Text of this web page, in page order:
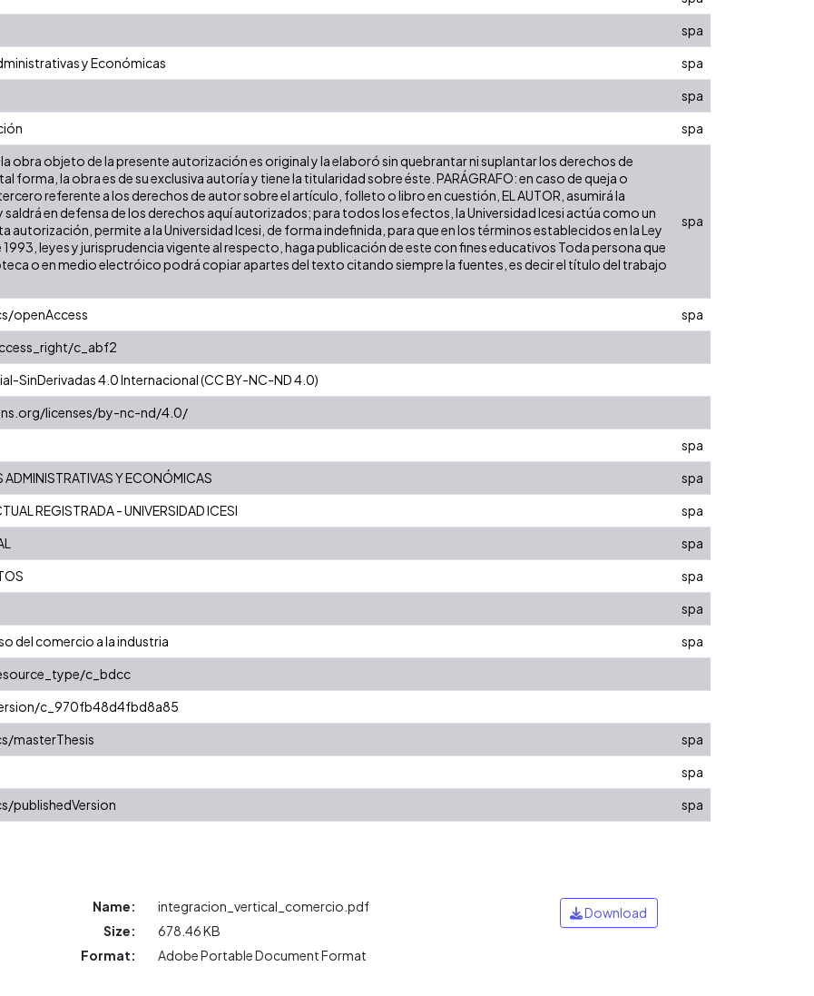
spa
y Económicas
spa
spa
spa
la obra objeto de la presente autorización es original y la elaboró sin quebrantar ni suplantar los derechos de
forma, la obra es de su exclusiva autoría y tiene la titularidad sobre éste. PARÁGRAFO: en caso de queja o
referente a los derechos de autor sobre el artículo, folleto o libro en cuestión, EL AUTOR, asumirá la
en defensa de los derechos aquí autorizados; para todos los efectos, la Universidad Icesi actúa como un
autorización, permite a la Universidad Icesi, de forma indefinida, para que en los términos establecidos en la Ley
1993, leyes y jurisprudencia vigente al respecto, haga publicación de este con fines educativos Toda persona que
o en medio electróico podrá copiar apartes del texto citando siempre la fuentes, es decir el título del trabajo
spa
openAccess
spa
c_abf2
SinDerivadas 4.0 Internacional (CC BY-NC-ND 4.0)
licenses/by-nc-nd/4.0/
spa
ADMINISTRATIVAS Y ECONÓMICAS
spa
REGISTRADA - UNIVERSIDAD ICESI
spa
spa
spa
spa
del comercio a la industria
spa
c_bdcc
c_970fb48d4fbd8a85
masterThesis
spa
spa
publishedVersion spa
Name:
integracion_vertical_comercio.pdf
Size:
678.46 KB
Format:
Adobe Portable Document Format
Download